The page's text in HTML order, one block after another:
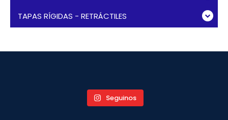
TAPAS RÍGIDAS - RETRÁCTILES
Seguinos